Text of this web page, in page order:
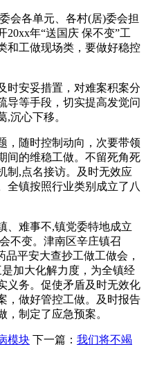
各单元、各村(居)委会担
20xx年“送国庆 保不变”工
和工做现场类，要做好稳控
安妥措置，对难案积案分
导等手段，切实提高发觉问
沉心下移。
随时控制动向，次要带领
间的维稳工做。不留死角死
制,点名接访。及时无效应
全镇按照行业类别成立了八
难事不,镇党委特地成立
不变。津南区辛庄镇召
平安大查抄工做工做会，
加大化解力度，为全镇经
义务。促使矛盾及时无效化
，做好管控工做。及时报告
制定了应急预案。
模块 下一篇： 我们将不竭